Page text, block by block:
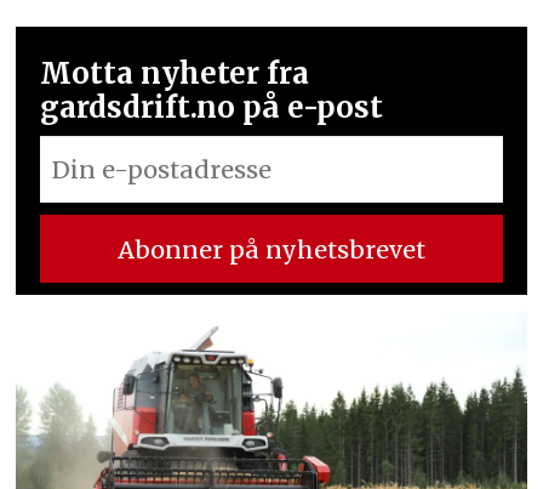
Motta nyheter fra
gardsdrift.no på e-post